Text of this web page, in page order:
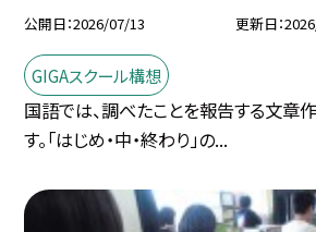
公開日 2026/07/13 更新日
GIGAスクール構想
国語では、調べたことを報告する文章
す。「はじめ・中・終わり」の...